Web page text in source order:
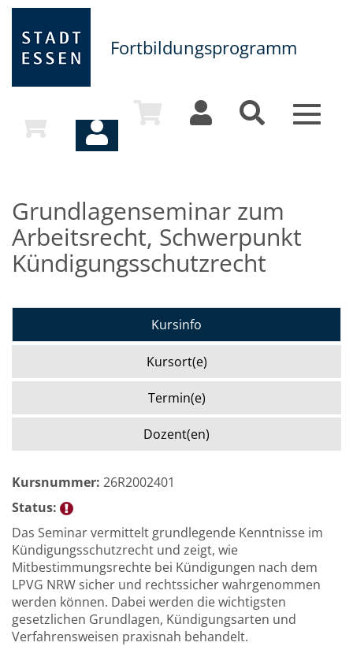
Fortbildungsprogramm
Toggle
Grundlagenseminar zum
Arbeitsrecht, Schwerpunkt
Kündigungsschutzrecht
Kursinfo
Kursort(e)
Termin(e)
Dozent(en)
Kursnummer: 26R2002401
Status:
Das Seminar vermittelt grundlegende Kenntnisse im
Kündigungsschutzrecht und zeigt, wie
Mitbestimmungsrechte bei Kündigungen nach dem
LPVG NRW sicher und rechtssicher wahrgenommen
werden können. Dabei werden die wichtigsten
gesetzlichen Grundlagen, Kündigungsarten und
Verfahrensweisen praxisnah behandelt.